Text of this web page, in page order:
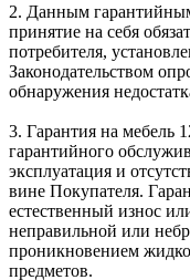
2. Данным
принятие на себя
потребителя,
Законодательством
обнаружения
3. Гарантия на мебель
гарантийного
эксплуатация и
вине Покупателя.
естественный износ
неправильной или
проникновением
предметов.